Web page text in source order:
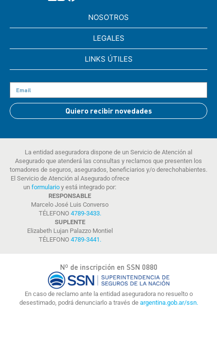
NOSOTROS
LEGALES
LINKS ÚTILES
Quiero recibir novedades
La entidad aseguradora dispone de un Servicio de Atención al
Asegurado que atenderá las consultas y reclamos que presenten los
tomadores de seguros, asegurados, beneficiarios y/o derechohabientes.
El Servicio de Atención al Asegurado ofrece
un formulario y está integrado por:
RESPONSABLE
Marcelo José Luis Converso
TÉLEFONO 4789-3433.
SUPLENTE
Elizabeth Lujan Palazzo Montiel
TÉLEFONO 4789-3441 .
Nº de inscripción en SSN 0880
En caso de reclamo ante la entidad aseguradora no resuelto o
desestimado, podrá denunciarlo a través de argentina.gob.ar/ssn.